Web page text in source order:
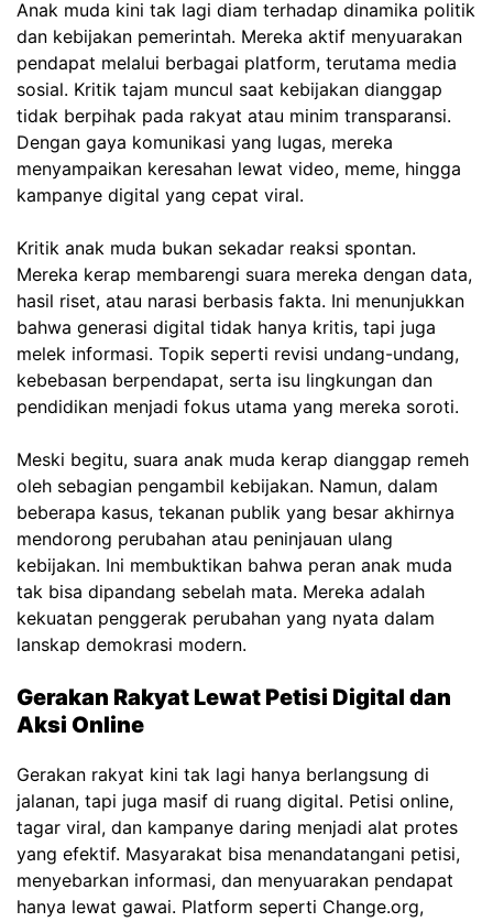
Anak muda kini tak lagi diam terhadap dinamika politik
dan kebijakan pemerintah. Mereka aktif menyuarakan
pendapat melalui berbagai platform, terutama media
sosial. Kritik tajam muncul saat kebijakan dianggap
tidak berpihak pada rakyat atau minim transparansi.
Dengan gaya komunikasi yang lugas, mereka
menyampaikan keresahan lewat video, meme, hingga
kampanye digital yang cepat viral.
Kritik anak muda bukan sekadar reaksi spontan.
Mereka kerap membarengi suara mereka dengan data,
hasil riset, atau narasi berbasis fakta. Ini menunjukkan
bahwa generasi digital tidak hanya kritis, tapi juga
melek informasi. Topik seperti revisi undang-undang,
kebebasan berpendapat, serta isu lingkungan dan
pendidikan menjadi fokus utama yang mereka soroti.
Meski begitu, suara anak muda kerap dianggap remeh
oleh sebagian pengambil kebijakan. Namun, dalam
beberapa kasus, tekanan publik yang besar akhirnya
mendorong perubahan atau peninjauan ulang
kebijakan. Ini membuktikan bahwa peran anak muda
tak bisa dipandang sebelah mata. Mereka adalah
kekuatan penggerak perubahan yang nyata dalam
lanskap demokrasi modern.
Gerakan Rakyat Lewat Petisi Digital dan
Aksi Online
Gerakan rakyat kini tak lagi hanya berlangsung di
jalanan, tapi juga masif di ruang digital. Petisi online,
tagar viral, dan kampanye daring menjadi alat protes
yang efektif. Masyarakat bisa menandatangani petisi,
menyebarkan informasi, dan menyuarakan pendapat
hanya lewat gawai. Platform seperti Change.org,